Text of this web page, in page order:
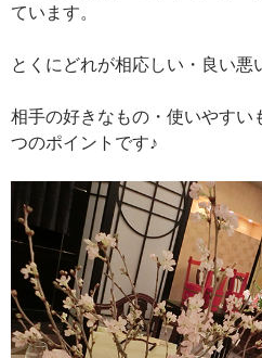
ています。
とくにどれが相応しい・良い悪
相手の好きなもの・使いやすい
つのポイントです♪